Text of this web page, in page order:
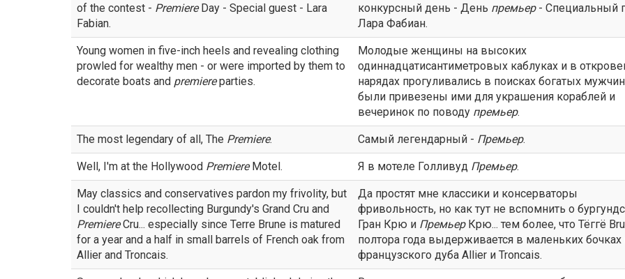
of the contest - PremiereDay - Special guest - Lara
Fabian.
конкурсный день - День премьер- Специальный
Лара Фабиан.
Young women in five-inch heels and revealing clothing
prowled for wealthy men - or were imported by them to
decorate boats and premiereparties.
Молодые женщины на высоких
одиннадцатисантиметровых каблуках и в
нарядах прогуливались в поисках богатых
были привезены ими для украшения кораблей и
вечеринок по поводу премьер.
The most legendary of all, The Premiere. Самый легендарный - Премьер.
Well, I'm at the Hollywood PremiereMotel. Я в мотеле Голливуд Премьер.
May classics and conservatives pardon my frivolity, but
I couldn't help recollecting Burgundy's Grand Cru and
PremiereCru... especially since Terre Brune is matured
for a year and a half in small barrels of French oak from
Allier and Troncais.
Да простят мне классики и консерваторы
фривольность, но как тут не вспомнить о
Гран Крю и ПремьерКрю... тем более, что Тёггё
полтора года выдерживается в маленьких бочках
французского дуба Allier и Troncais.